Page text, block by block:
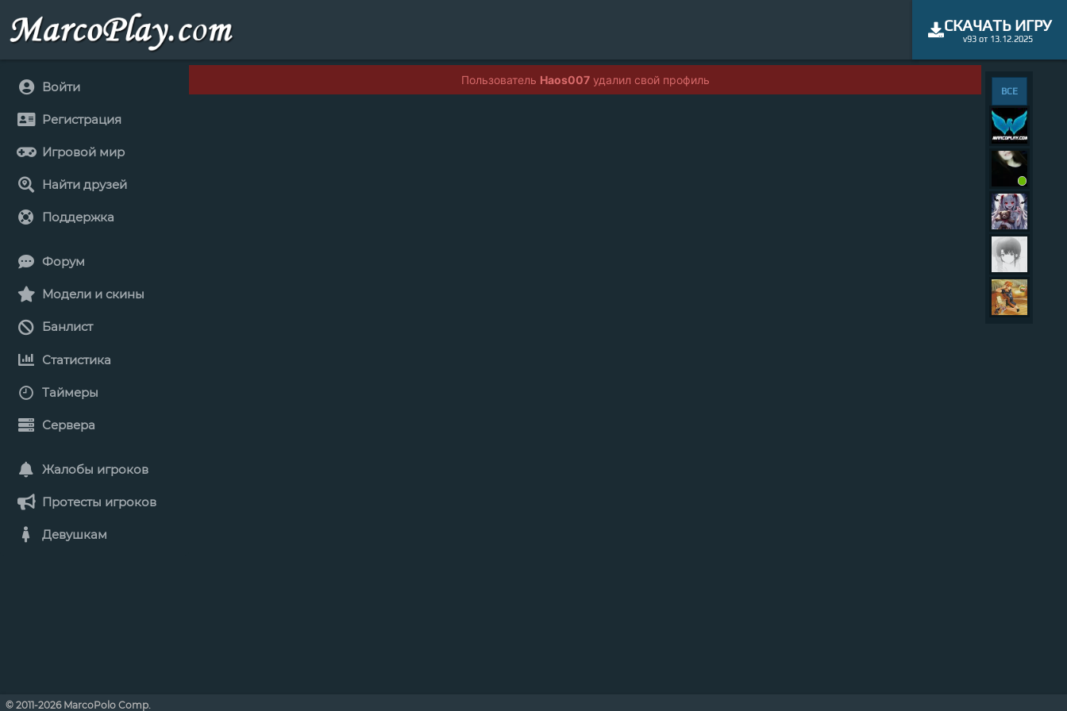
СКАЧАТЬ ИГРУ
v93 от 13.12.2025
Войти
Регистрация
Игровой мир
Найти друзей
Поддержка
Форум
Модели и скины
Банлист
Статистика
Таймеры
Сервера
Жалобы игроков
Протесты игроков
Девушкам
Пользователь Haos007удалил свой профиль
ВСЕ
© 2011-2026 MarcoPolo Comp.